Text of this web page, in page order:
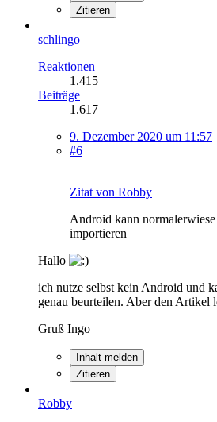
Zitieren
schlingo
Reaktionen
1.415
Beiträge
1.617
9. Dezember 2020 um 11:57
#6
Zitat von Robby
Android kann
importieren
Hallo
ich nutze selbst kein Android und
genau beurteilen. Aber den Artikel
Gruß Ingo
Inhalt melden
Zitieren
Robby